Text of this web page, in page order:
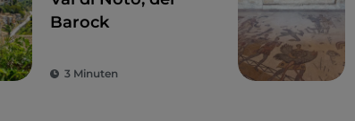
Barock
3 Minuten